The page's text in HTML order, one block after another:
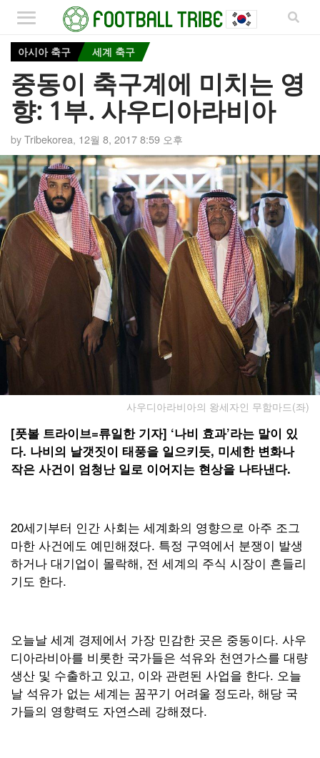
아시아 축구 세계 축구
중동이 축구계에 미치는 영
향: 1부. 사우디아라비아
byTribekorea, 12월 8, 2017 8:59 오후
사우디아라비아의 왕세자인 무함마드(좌)
[풋볼 트라이브=류일한 기자] ‘나비 효과’라는 말이 있
다. 나비의 날갯짓이 태풍을 일으키듯, 미세한 변화나
작은 사건이 엄청난 일로 이어지는 현상을 나타낸다.
20세기부터 인간 사회는 세계화의 영향으로 아주 조그
마한 사건에도 예민해졌다. 특정 구역에서 분쟁이 발생
하거나 대기업이 몰락해, 전 세계의 주식 시장이 흔들리
기도 한다.
오늘날 세계 경제에서 가장 민감한 곳은 중동이다. 사우
디아라비아를 비롯한 국가들은 석유와 천연가스를 대량
생산 및 수출하고 있고, 이와 관련된 사업을 한다. 오늘
날 석유가 없는 세계는 꿈꾸기 어려울 정도라, 해당 국
가들의 영향력도 자연스레 강해졌다.